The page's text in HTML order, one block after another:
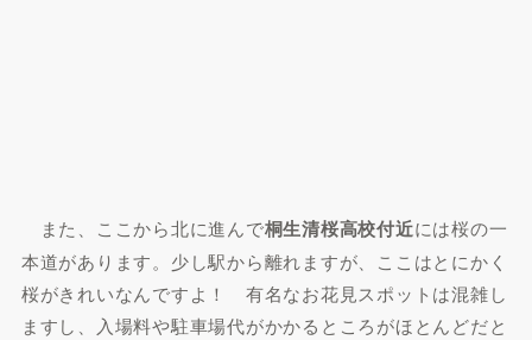
また、ここから北に進んで桐生清桜高校付近には桜の一
本道があります。少し駅から離れますが、ここはとにかく
桜がきれいなんですよ！ 有名なお花見スポットは混雑し
ますし、入場料や駐車場代がかかるところがほとんどだと